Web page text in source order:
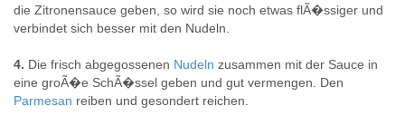
die Zitronensauce geben, so wird sie noch etwas flÃ�ssiger und
verbindet sich besser mit den Nudeln.
4. Die frisch abgegossenen Nudeln zusammen mit der Sauce in
eine groÃ�e SchÃ�ssel geben und gut vermengen. Den
Parmesan reiben und gesondert reichen.